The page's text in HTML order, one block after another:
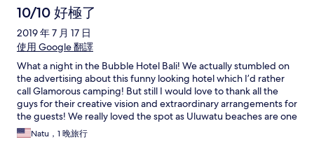
10/10 好極了
2019 年 7 月 17 日
使用 Google 翻譯
What a night in the Bubble Hotel Bali! We actually stumbled on
the advertising about this funny looking hotel which I’d rather
call Glamorous camping! But still I would love to thank all the
guys for their creative vision and extraordinary arrangements for
the guests! We really loved the spot as Uluwatu beaches are one
of the most beautiful spots with stunning view! There are two
reasons minimum which make this trip all worth going there –
Natu，1 晚旅行